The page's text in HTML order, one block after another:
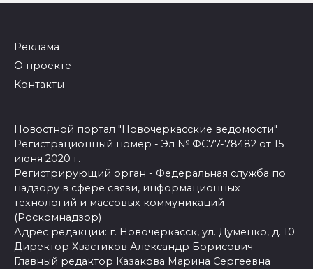
Реклама
О проекте
Контакты
Новостной портал "Новочеркасские ведомости"
Регистрационный номер - Эл № ФС77-78482 от 15
июня 2020 г.
Регистрирующий орган - Федеральная служба по
надзору в сфере связи, информационных
технологий и массовых коммуникаций
(Роскомнадзор)
Адрес редакции: г. Новочеркасск, ул. Думенко, д. 10
Директор Хвастиков Александр Борисович
Главный редактор Казакова Марина Сергеевна